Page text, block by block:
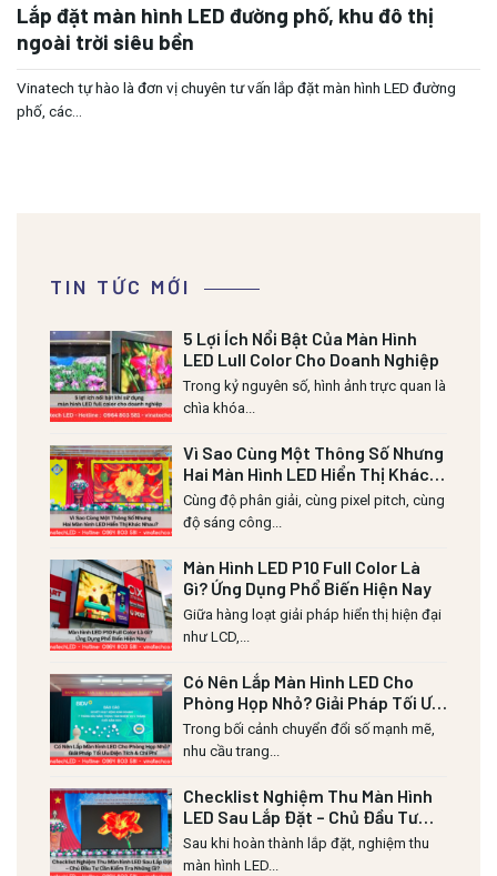
TIN TỨC MỚI
5 Lợi Ích Nổi Bật Của Màn Hình
LED Lull Color Cho Doanh Nghiệp
Trong kỷ nguyên số, hình ảnh trực quan là
chìa khóa...
Vì Sao Cùng Một Thông Số Nhưng
Hai Màn Hình LED Hiển Thị Khác
Nhau?
Cùng độ phân giải, cùng pixel pitch, cùng
độ sáng công...
Màn Hình LED P10 Full Color Là
Gì? Ứng Dụng Phổ Biến Hiện Nay
Giữa hàng loạt giải pháp hiển thị hiện đại
như LCD,...
Có Nên Lắp Màn Hình LED Cho
Phòng Họp Nhỏ? Giải Pháp Tối Ưu
Diện Tích & Chi Phí
Trong bối cảnh chuyển đổi số mạnh mẽ,
nhu cầu trang...
Checklist Nghiệm Thu Màn Hình
LED Sau Lắp Đặt – Chủ Đầu Tư
Cần Kiểm Tra Những Gì?
Sau khi hoàn thành lắp đặt, nghiệm thu
màn hình LED...
Lắp đặt màn hình LED đường phố, khu đô thị
ngoài trời siêu bền
Vinatech tự hào là đơn vị chuyên tư vấn lắp đặt màn hình LED đường
phố, các...